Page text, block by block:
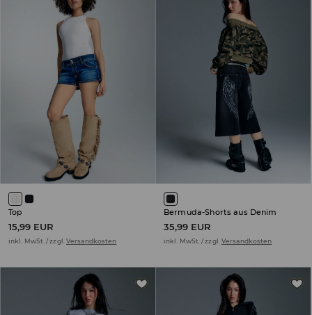
Top
15,99 EUR
inkl. MwSt. / zzgl. Versandkosten
Bermuda-Shorts aus Denim
35,99 EUR
inkl. MwSt. / zzgl. Versandkosten